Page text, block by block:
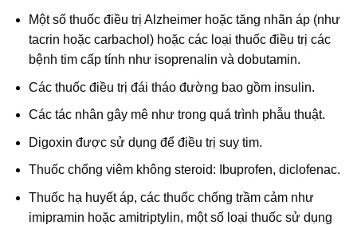
Một số thuốc điều trị Alzheimer hoặc tăng nhãn áp (như
tacrin hoặc carbachol) hoặc các loại thuốc điều trị các
bệnh tim cấp tính như isoprenalin và dobutamin.
Các thuốc điều trị đái tháo đường bao gồm insulin.
Các tác nhân gây mê như trong quá trình phẫu thuật.
Digoxin được sử dụng để điều trị suy tim.
Thuốc chống viêm không steroid: Ibuprofen, diclofenac.
Thuốc hạ huyết áp, các thuốc chống trầm cảm như
imipramin hoặc amitriptylin, một số loại thuốc sử dụng